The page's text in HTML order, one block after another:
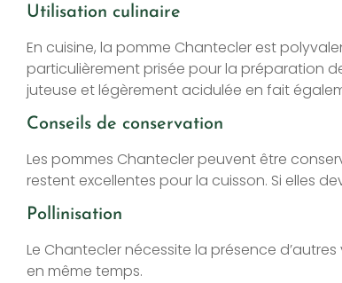
Utilisation culinaire
En cuisine, la pomme Chantecler est
particulièrement prisée pour la préparation
juteuse et légèrement acidulée en fait
Conseils de conservation
Les pommes Chantecler peuvent être
restent excellentes pour la cuisson. Si elles
Pollinisation
Le Chantecler nécessite la présence
en même temps.